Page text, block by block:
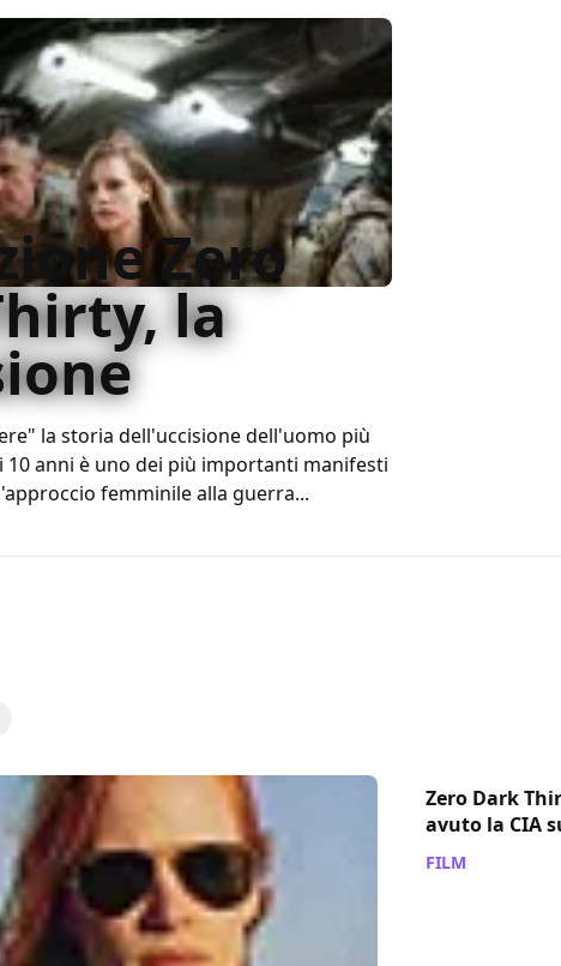
Zero
la
la storia dell'uccisione dell'uomo più
anni è uno dei più importanti manifesti
femminile alla guerra...
Zero Dark
avuto la CIA
FILM